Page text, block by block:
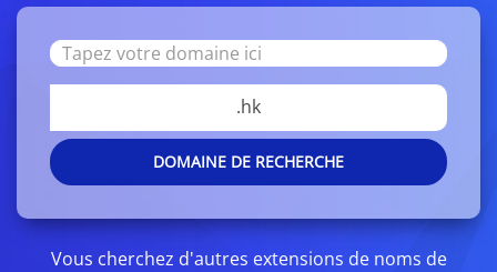
.hk
DOMAINE DE RECHERCHE
Vous cherchez d'autres extensions de noms de